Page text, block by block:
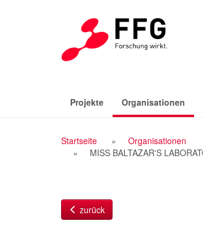
Projekte Organisationen
Breadcrumb
Navigation
Startseite
Organisationen
MISS BALTAZAR'S
zurück